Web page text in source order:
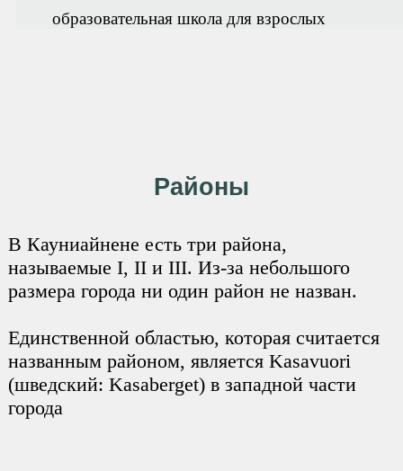
образовательная школа для взрослых
Районы
В Кауниайнене есть три района,
называемые I, II и III. Из-за небольшого
размера города ни один район не назван.
Единственной областью, которая считается
названным районом, является Kasavuori
(шведский: Kasaberget) в западной части
города